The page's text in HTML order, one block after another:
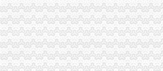
申请海关临时报关单位注册登记流程-全关通信
中华共和国海关对报关单位注册登记管理规定_
（海关总署关于公布《中华共和国海关报关单
上海浦东海关关于换领新版报关单位注册登记
报关单位注册登记办事指南
中华共和国海关报关单位注册登记管理规定_中